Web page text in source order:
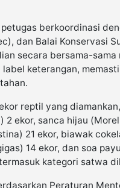
berkoordinasi
dan Balai Konservasi
secara bersama-
keterangan,
reptil yang
2 ekor, sanca hijau
21 ekor, biawak
14 ekor, dan soa
kategori satwa
Peraturan